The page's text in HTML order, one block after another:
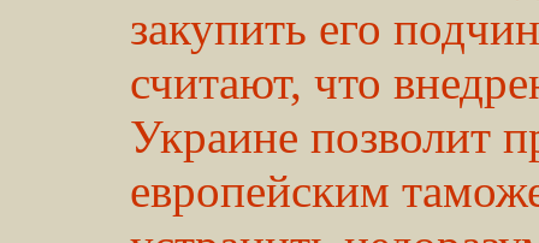
закупить его
считают, что
Украине позволит
европейским